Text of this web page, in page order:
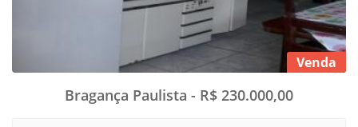
Venda
Bragança Paulista - R$ 230.000,00